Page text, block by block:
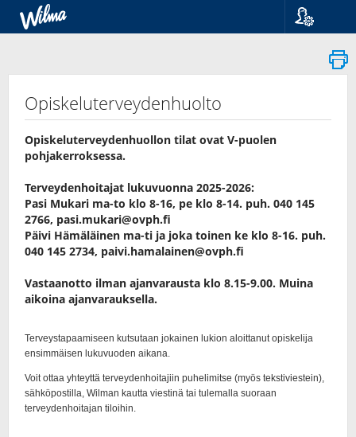
Suomi
Svenska
Opiskeluterveydenhuolto
Opiskeluterveydenhuollon tilat ovat V-puolen
pohjakerroksessa.
Terveydenhoitajat lukuvuonna 2025-2026:
Pasi Mukari ma-to klo 8-16, pe klo 8-14. puh. 040 145
2766, pasi.mukari@ovph.fi
Päivi Hämäläinen ma-ti ja joka toinen ke klo 8-16. puh.
040 145 2734, paivi.hamalainen@ovph.fi
Vastaanotto ilman ajanvarausta klo 8.15-9.00. Muina
aikoina ajanvarauksella.